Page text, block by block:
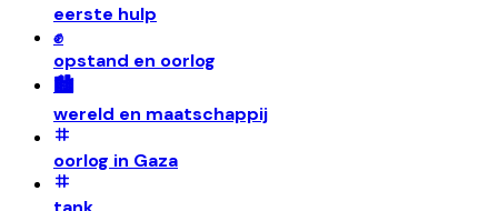
eerste hulp
✊
opstand en oorlog
🏙️
wereld en maatschappij
oorlog in Gaza